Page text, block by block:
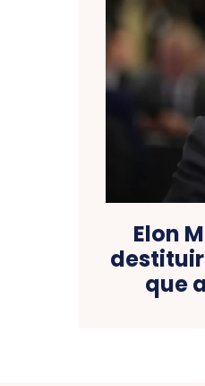
Elon
que